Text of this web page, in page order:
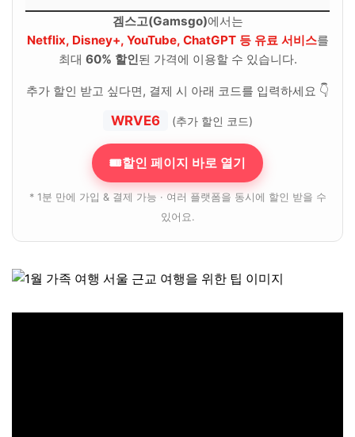
겜스고(Gamsgo)에서는
Netflix, Disney+, YouTube, ChatGPT 등 유료 서비스를
최대 60% 할인된 가격에 이용할 수 있습니다.
추가 할인 받고 싶다면, 결제 시 아래 코드를 입력하세요 👇
WRVE6 (추가 할인 코드)
🎟할인 페이지 바로 열기
* 1분 만에 가입 & 결제 가능 · 여러 플랫폼을 동시에 할인 받을 수
있어요.